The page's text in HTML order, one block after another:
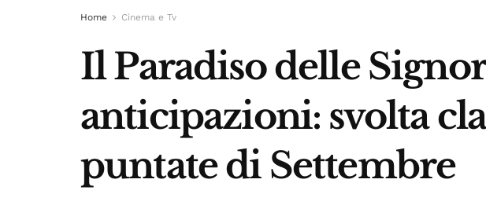
Home Cinema e Tv
Il Paradiso delle
anticipazioni: svolta
puntate di Settembre